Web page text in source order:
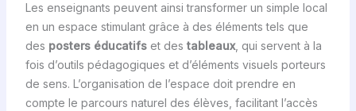
Les enseignants peuvent ainsi transformer un simple local
en un espace stimulant grâce à des éléments tels que
des posters éducatifset des tableaux, qui servent à la
fois d’outils pédagogiques et d’éléments visuels porteurs
de sens. L’organisation de l’espace doit prendre en
compte le parcours naturel des élèves, facilitant l’accès